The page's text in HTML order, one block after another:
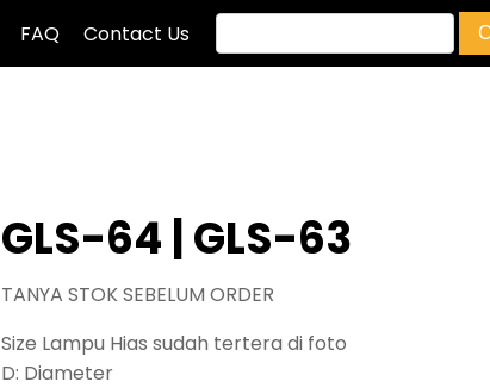
FAQ Contact Us
GLS-64 | GLS-63
TANYA STOK SEBELUM ORDER
Size Lampu Hias sudah tertera di foto
D: Diameter